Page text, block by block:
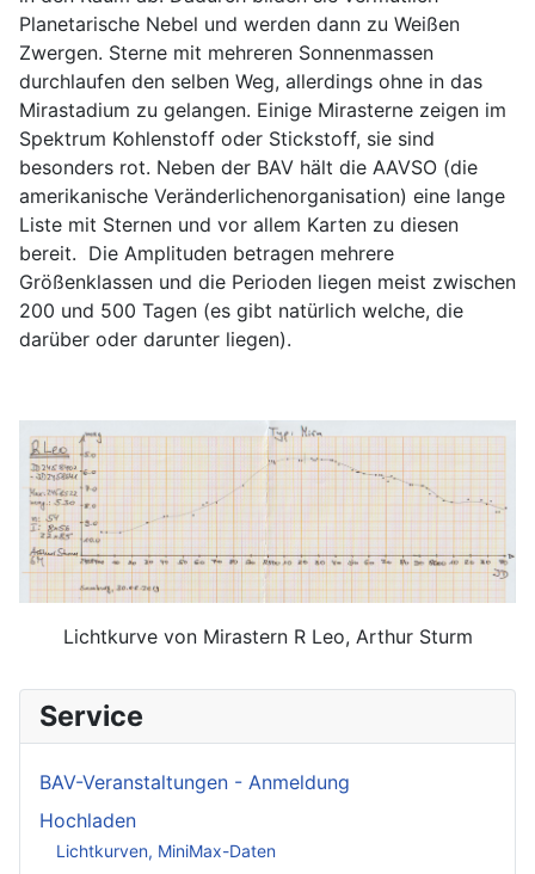
Planetarische Nebel und werden dann zu Weißen
Zwergen. Sterne mit mehreren Sonnenmassen
durchlaufen den selben Weg, allerdings ohne in das
Mirastadium zu gelangen. Einige Mirasterne zeigen im
Spektrum Kohlenstoff oder Stickstoff, sie sind
besonders rot. Neben der BAV hält die AAVSO (die
amerikanische Veränderlichenorganisation) eine lange
Liste mit Sternen und vor allem Karten zu diesen
bereit. Die Amplituden betragen mehrere
Größenklassen und die Perioden liegen meist zwischen
200 und 500 Tagen (es gibt natürlich welche, die
darüber oder darunter liegen).
Lichtkurve von Mirastern R Leo, Arthur Sturm
Service
BAV-Veranstaltungen - Anmeldung
Hochladen
Lichtkurven, MiniMax-Daten